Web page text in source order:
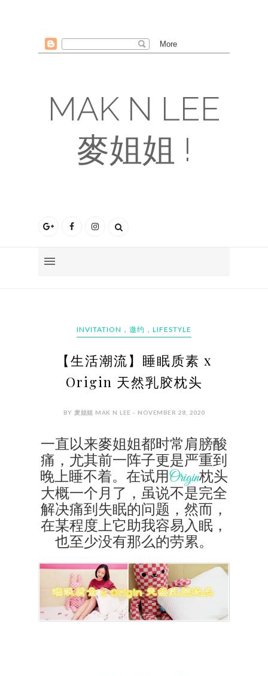
MAK N LEE
麥姐姐 !
INVITATION，邀约，LIFESTYLE
【生活潮流】睡眠质素 x
Origin 天然乳胶枕头
BY 麦姐姐 MAK N LEE - NOVEMBER 28, 2020
一直以来麥姐姐都时常肩膀酸
痛，尤其前一阵子更是严重到
晚上睡不着。在试用Origin枕头
大概一个月了，虽说不是完全
解决痛到失眠的问题，然而，
在某程度上它助我容易入眠，
也至少没有那么的劳累。